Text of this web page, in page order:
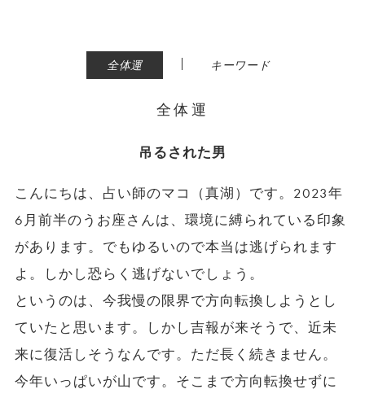
全体運 | キーワード
全体運
吊るされた男
こんにちは、占い師のマコ（真湖）です。2023年
6月前半のうお座さんは、環境に縛られている印象
があります。でもゆるいので本当は逃げられます
よ。しかし恐らく逃げないでしょう。
というのは、今我慢の限界で方向転換しようとし
ていたと思います。しかし吉報が来そうで、近未
来に復活しそうなんです。ただ長く続きません。
今年いっぱいが山です。そこまで方向転換せずに